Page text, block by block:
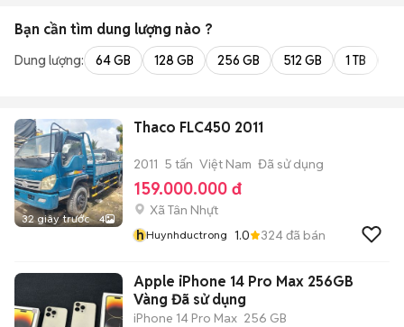
Bạn cần tìm dung lượng nào ?
Dung lượng: 64 GB 128 GB 256 GB 512 GB 1 TB
32 giây trước 4
Thaco FLC450 2011
2011 5 tấn Việt Nam Đã sử dụng
159.000.000 đ
Xã Tân Nhựt
hHuynhductrong 1.0 324đã bán
Apple iPhone 14 Pro Max 256GB
Vàng Đã sử dụng
iPhone 14 Pro Max 256 GB